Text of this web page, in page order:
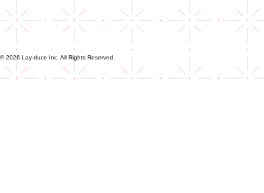
© 2026 Lay-duce Inc. All Rights Reserved.